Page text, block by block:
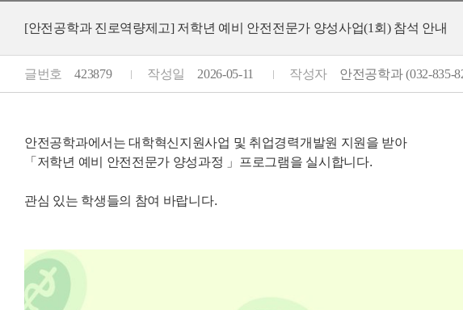
[안전공학과 진로역량제고] 저학년 예비 안전전문가 양성사업(1회) 참석 안내
글번호 423879 작성일 2026-05-11 작성자 안전공학과 (032-835-
안전공학과에서는 대학혁신지원사업 및 취업경력개발원 지원을 받아
「저학년 예비 안전전문가 양성과정 」프로그램을 실시합니다.
관심 있는 학생들의 참여 바랍니다.